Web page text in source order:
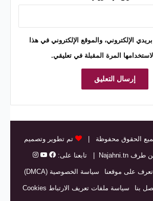
الإلكتروني، والموقع الإلكتروني في هذا
المرة المقبلة في تعليقي.
الحقوق محفوظة | تم تطوير وتصميم
من طرف Najahni.tn | تابعنا على:
تعرف على موقعنا سياسة الخصوصية (DMCA)
بنا سياسة ملفات تعريف الارتباط Cookies